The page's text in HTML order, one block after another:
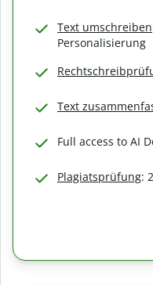
Text umschreiben
Personalisierung
Text
Full access to AI
Plagiatsprüfung: